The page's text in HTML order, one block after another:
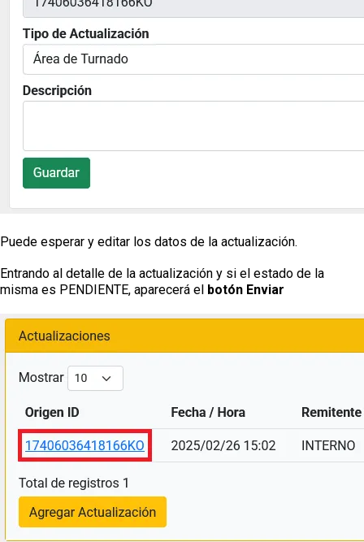
Puede esperar y editar los datos de la actualización.
Entrando al detalle de la actualización y si el estado de la
misma es PENDIENTE, aparecerá el botón Enviar